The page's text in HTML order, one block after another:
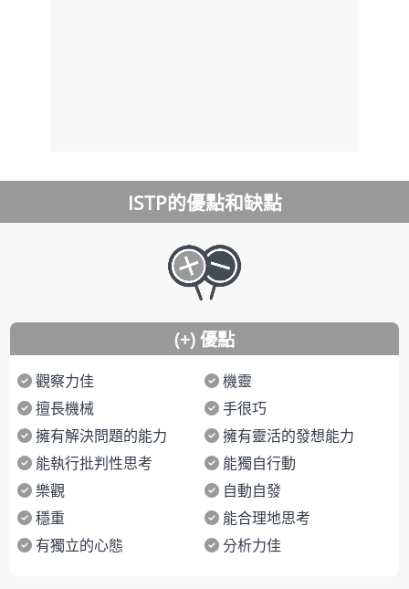
ISTP的優點和缺點
(+) 優點
觀察力佳
擅長機械
擁有解決問題的能力
能執行批判性思考
樂觀
穩重
有獨立的心態
機靈
手很巧
擁有靈活的發想能力
能獨自行動
自動自發
能合理地思考
分析力佳